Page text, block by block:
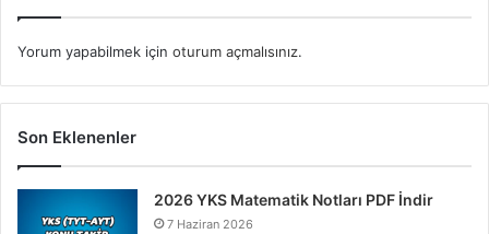
Yorum yapabilmek için oturum açmalısınız.
Son Eklenenler
2026 YKS Matematik Notları PDF İndir
7 Haziran 2026